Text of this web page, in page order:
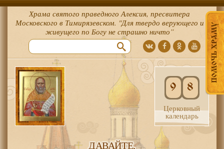
ПОМОЧЬ ХРАМУ
Храма святого праведного Алексия, пресвитера
Московского в Тимирязевском. "Для твердо верующего и
живущего по Богу не страшно ничто”
9 8
Церковный
календарь
ДАВАЙТЕ,